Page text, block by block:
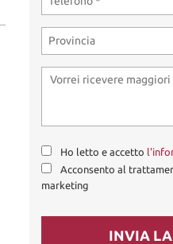
Ho letto e accetto
Acconsento al
marketing
INVIA LA